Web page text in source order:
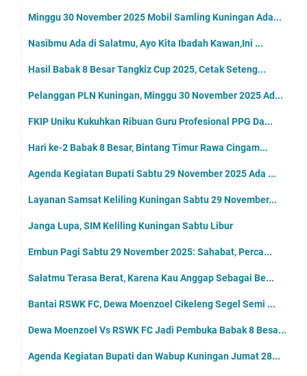
Minggu 30 November 2025 Mobil Samling Kuningan Ada...
Nasibmu Ada di Salatmu, Ayo Kita Ibadah Kawan,Ini ...
Hasil Babak 8 Besar Tangkiz Cup 2025, Cetak Seteng...
Pelanggan PLN Kuningan, Minggu 30 November 2025 Ad...
FKIP Uniku Kukuhkan Ribuan Guru Profesional PPG Da...
Hari ke-2 Babak 8 Besar, Bintang Timur Rawa Cingam...
Agenda Kegiatan Bupati Sabtu 29 November 2025 Ada ...
Layanan Samsat Keliling Kuningan Sabtu 29 November...
Janga Lupa, SIM Keliling Kuningan Sabtu Libur
Embun Pagi Sabtu 29 November 2025: Sahabat, Perca...
Salatmu Terasa Berat, Karena Kau Anggap Sebagai Be...
Bantai RSWK FC, Dewa Moenzoel Cikeleng Segel Semi ...
Dewa Moenzoel Vs RSWK FC Jadi Pembuka Babak 8 Besa...
Agenda Kegiatan Bupati dan Wabup Kuningan Jumat 28...